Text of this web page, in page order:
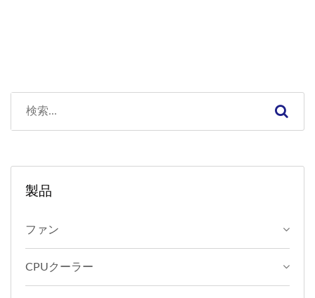
製品
ファン
CPUクーラー